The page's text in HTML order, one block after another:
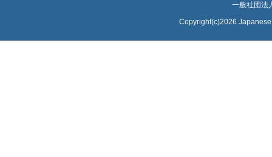
一般社団法
Copyright(c)2026